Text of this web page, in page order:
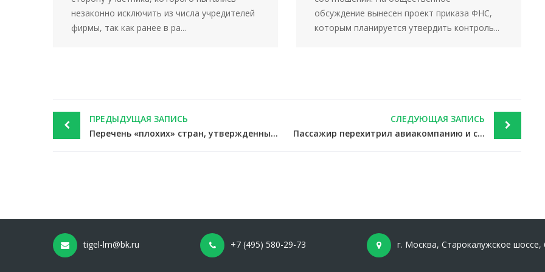
незаконно исключить из числа учредителей
фирмы, так как ранее в ра...
обсуждение вынесен проект приказа ФНС,
которым планируется утвердить контроль...
Post
navigation
ПРЕДЫДУЩАЯ ЗАПИСЬ
Перечень «плохих» стран, утвержденный приказом ФНС, опять сократился — новости налоги
СЛЕДУЮЩАЯ ЗАПИСЬ
Пассажир перехитрил авиакомпанию и сэкономил несколько тысяч евро на билетах — новости экономики
tigel-lm@bk.ru +7 (495) 580-29-73 г. Москва, Старокалужское шоссе,